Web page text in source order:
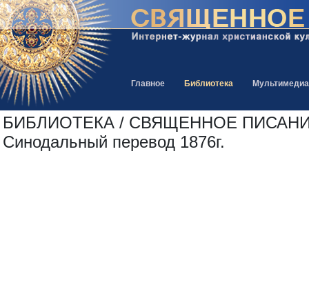
Главное Библиотека Мультимедиа
БИБЛИОТЕКА / СВЯЩЕННОЕ
Синодальный перевод 1876г.